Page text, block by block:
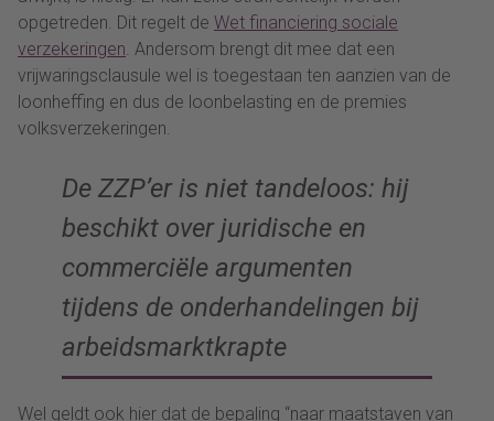
opgetreden. Dit regelt de Wet financiering sociale
verzekeringen. Andersom brengt dit mee dat een
vrijwaringsclausule wel is toegestaan ten aanzien van de
loonheffing en dus de loonbelasting en de premies
volksverzekeringen.
De ZZP’er is niet tandeloos: hij
beschikt over juridische en
commerciële argumenten
tijdens de onderhandelingen bij
arbeidsmarktkrapte
Wel geldt ook hier dat de bepaling “naar maatstaven van